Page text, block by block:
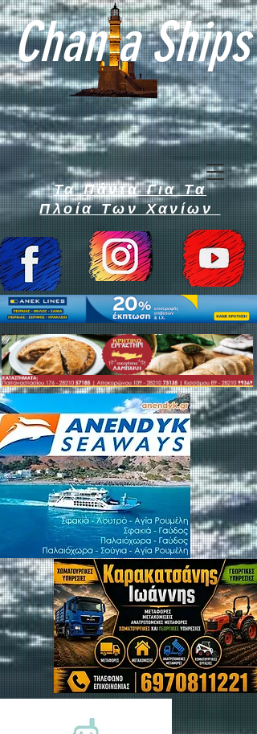
Chan a Ships
Τα Πάντα Για Τα
Πλοία Των Χανίων